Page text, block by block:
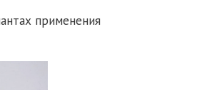
применения